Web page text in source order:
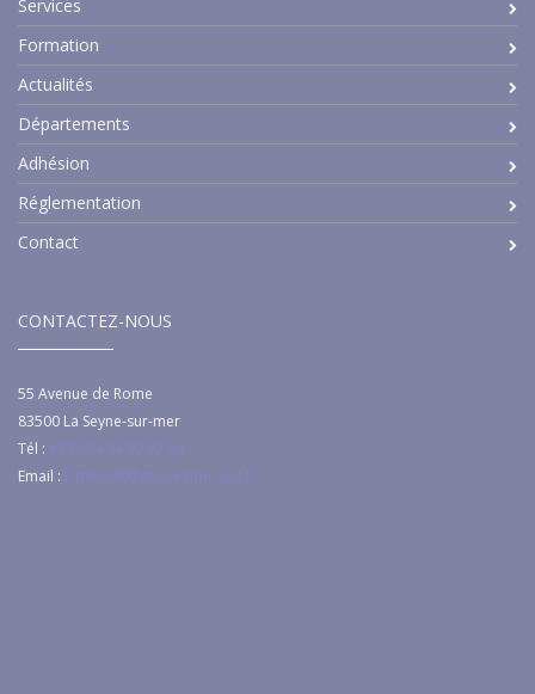
Services
Formation
Actualités
Départements
Adhésion
Réglementation
Contact
CONTACTEZ-NOUS
55 Avenue de Rome
83500 La Seyne-sur-mer
Tél : +33 (0)4 94 92 92 04
Email : c.thibault@ghr-region-sud.fr